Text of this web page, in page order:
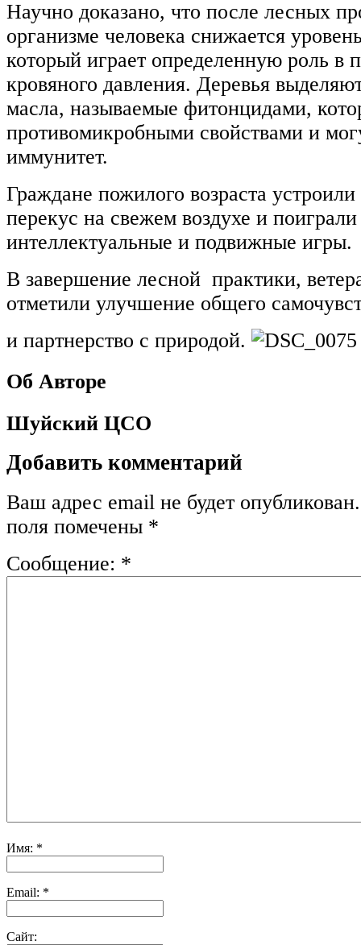
Научно доказано, что после лесных
организме человека снижается
который играет определенную роль в
кровяного давления. Деревья
масла, называемые фитонцидами,
противомикробными свойствами и
иммунитет.
Граждане пожилого возраста
перекус на свежем воздухе и поиграли
интеллектуальные и подвижные игры.
В завершение лесной практики,
отметили улучшение общего
и партнерство с природой.
Об Авторе
Шуйский ЦСО
Добавить комментарий
Ваш адрес email не будет опубликован.
поля помечены *
Сообщение: *
Имя: *
Email: *
Сайт: